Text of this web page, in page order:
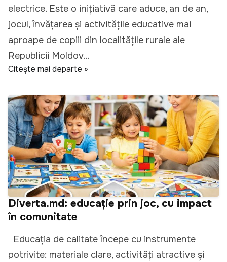
electrice. Este o inițiativă care aduce, an de an,
jocul, învățarea și activitățile educative mai
aproape de copiii din localitățile rurale ale
Republicii Moldov...
Citește mai departe »
Diverta.md: educație prin joc, cu impact
în comunitate
Educația de calitate începe cu instrumente
potrivite: materiale clare, activități atractive și